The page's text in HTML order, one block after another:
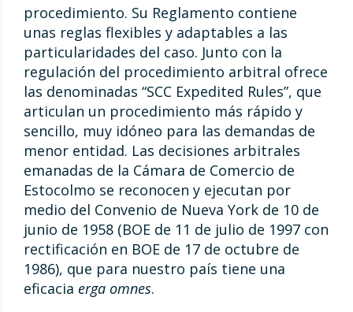
procedimiento. Su Reglamento contiene
unas reglas flexibles y adaptables a las
particularidades del caso. Junto con la
regulación del procedimiento arbitral ofrece
las denominadas “SCC Expedited Rules”, que
articulan un procedimiento más rápido y
sencillo, muy idóneo para las demandas de
menor entidad. Las decisiones arbitrales
emanadas de la Cámara de Comercio de
Estocolmo se reconocen y ejecutan por
medio del Convenio de Nueva York de 10 de
junio de 1958 (BOE de 11 de julio de 1997 con
rectificación en BOE de 17 de octubre de
1986), que para nuestro país tiene una
eficacia erga omnes.